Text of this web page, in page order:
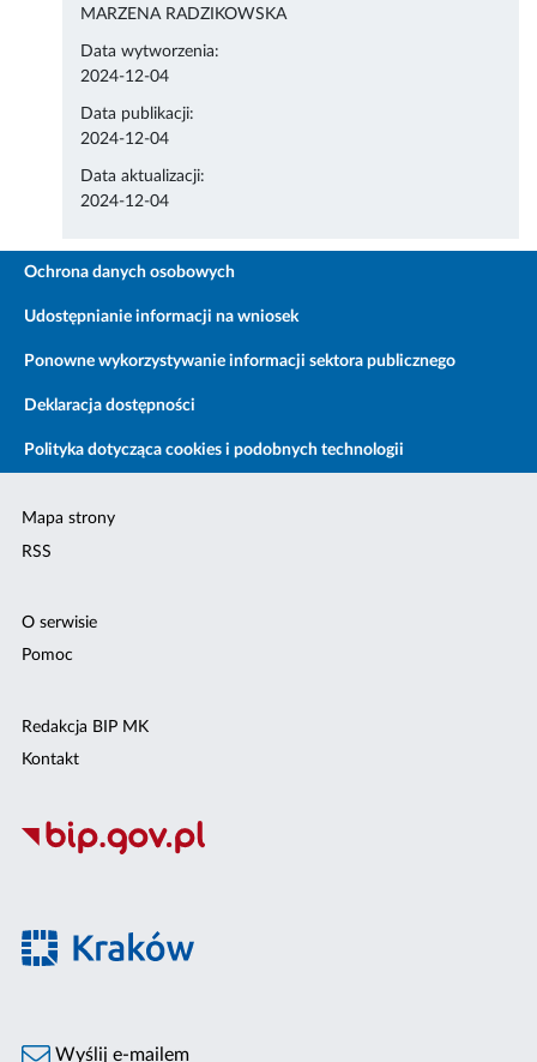
MARZENA RADZIKOWSKA
Data wytworzenia:
2024-12-04
Data publikacji:
2024-12-04
Data aktualizacji:
2024-12-04
Ochrona danych osobowych
Udostępnianie informacji na wniosek
Ponowne wykorzystywanie informacji sektora publicznego
Deklaracja dostępności
Polityka dotycząca cookies i podobnych technologii
Mapa strony
RSS
O serwisie
Pomoc
Redakcja BIP MK
Kontakt
Wyślij e-mailem